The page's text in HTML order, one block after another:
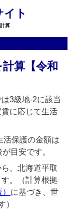
イト
算
算【令和
3級地-2に該当
に応じて生活
活保護の金額は
目安です。
、北海道平取
。（計算根拠
に基づき、世
）